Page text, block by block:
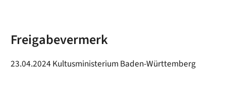
Freigabevermerk
23.04.2024 Kultusministerium Baden-Württemberg